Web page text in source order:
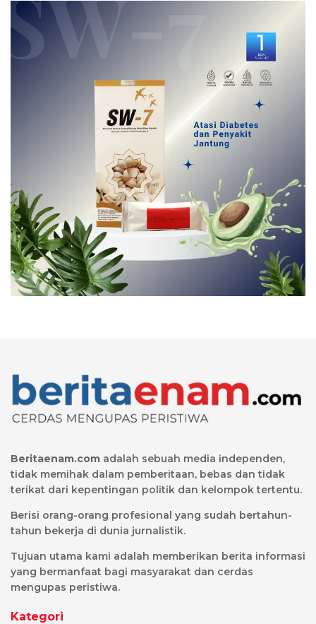
Beritaenam.com adalah sebuah media independen,
tidak memihak dalam pemberitaan, bebas dan tidak
terikat dari kepentingan politik dan kelompok tertentu.
Berisi orang-orang profesional yang sudah bertahun-
tahun bekerja di dunia jurnalistik.
Tujuan utama kami adalah memberikan berita informasi
yang bermanfaat bagi masyarakat dan cerdas
mengupas peristiwa.
Kategori